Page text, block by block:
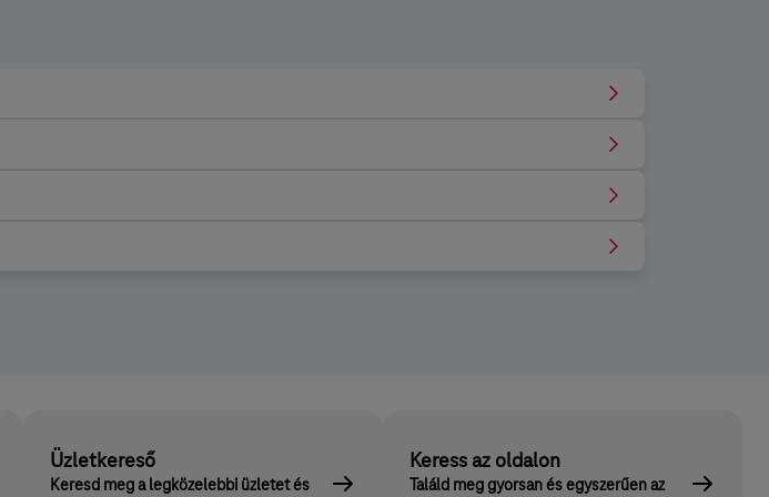
Üzletkereső
Keresd meg a legközelebbi üzletet és
Keress az oldalon
Találd meg gyorsan és egyszerűen az